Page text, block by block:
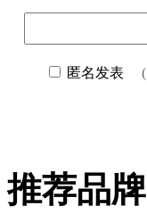
推荐品牌